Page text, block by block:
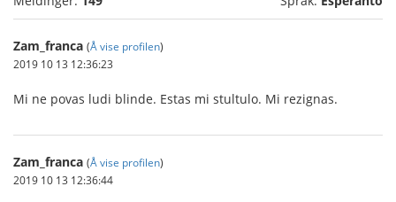
Zam_franca (Å vise profilen)
2019 10 13 12:36:23
Mi ne povas ludi blinde. Estas mi stultulo. Mi rezignas.
Zam_franca (Å vise profilen)
2019 10 13 12:36:44